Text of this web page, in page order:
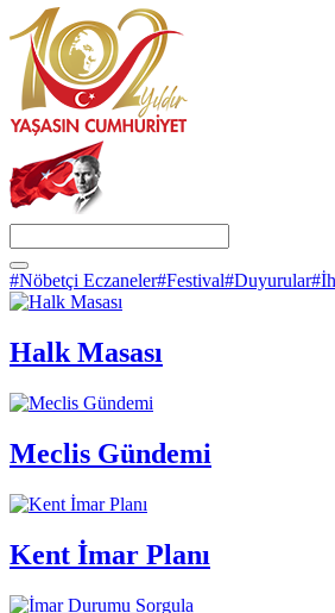
#Nöbetçi Eczaneler#Festival#Duyurular
Halk Masası
Meclis Gündemi
Kent İmar Planı